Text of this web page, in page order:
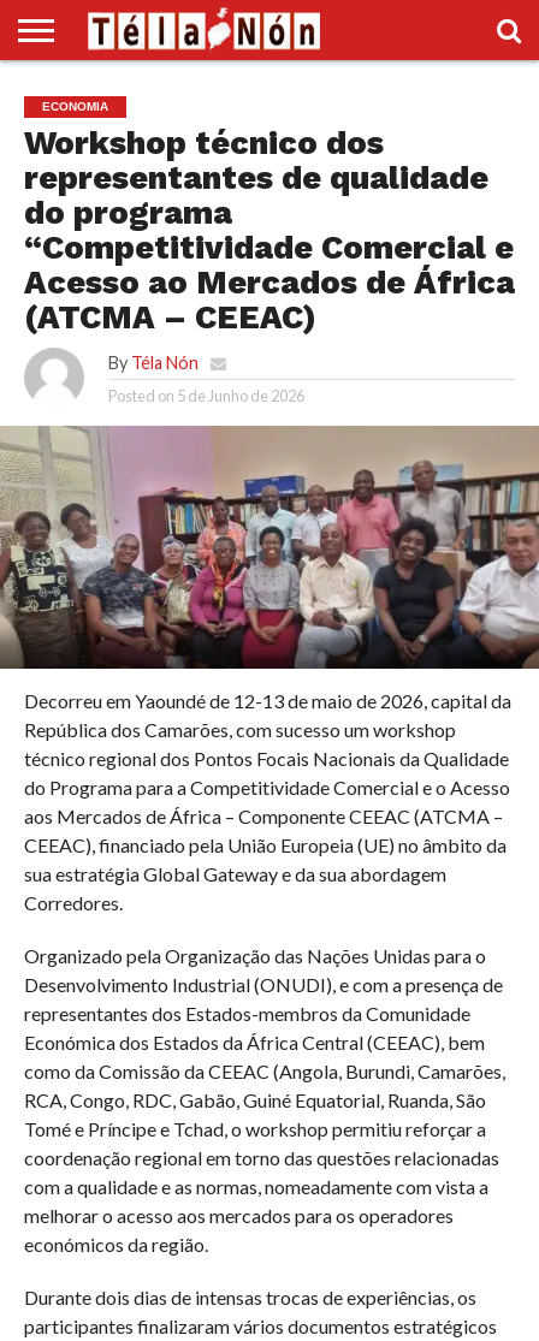
POLÍTICA
ECONOMIA
SOCIEDADE
CULTURA
DESPORTO
SUPLEMENTO
VÍDEOS
ANÚNCIOS
DIVERSOS
ECONOMIA
Workshop técnico dos
representantes de qualidade
do programa
“Competitividade Comercial e
Acesso ao Mercados de África
(ATCMA – CEEAC)
By Téla Nón
Posted on 5 de Junho de 2026
Decorreu em Yaoundé de 12-13 de maio de 2026, capital da
República dos Camarões, com sucesso um workshop
técnico regional dos Pontos Focais Nacionais da Qualidade
do Programa para a Competitividade Comercial e o Acesso
aos Mercados de África – Componente CEEAC (ATCMA –
CEEAC), financiado pela União Europeia (UE) no âmbito da
sua estratégia Global Gateway e da sua abordagem
Corredores.
Organizado pela Organização das Nações Unidas para o
Desenvolvimento Industrial (ONUDI), e com a presença de
representantes dos Estados-membros da Comunidade
Económica dos Estados da África Central (CEEAC), bem
como da Comissão da CEEAC (Angola, Burundi, Camarões,
RCA, Congo, RDC, Gabão, Guiné Equatorial, Ruanda, São
Tomé e Príncipe e Tchad, o workshop permitiu reforçar a
coordenação regional em torno das questões relacionadas
com a qualidade e as normas, nomeadamente com vista a
melhorar o acesso aos mercados para os operadores
económicos da região.
Durante dois dias de intensas trocas de experiências, os
participantes finalizaram vários documentos estratégicos